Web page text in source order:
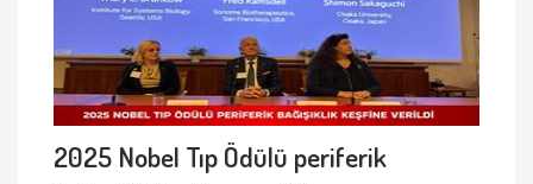
2025 Nobel Tıp Ödülü periferik